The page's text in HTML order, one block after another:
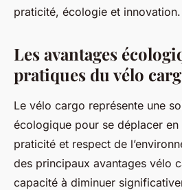
praticité, écologie et innovation.
Les avantages
pratiques du vélo
Le vélo cargo représente une
écologique pour se déplacer
praticité et respect de
des principaux avantages vélo
capacité à diminuer